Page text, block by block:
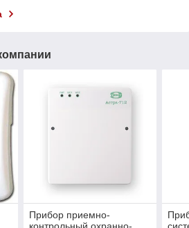
Прибор приемно-